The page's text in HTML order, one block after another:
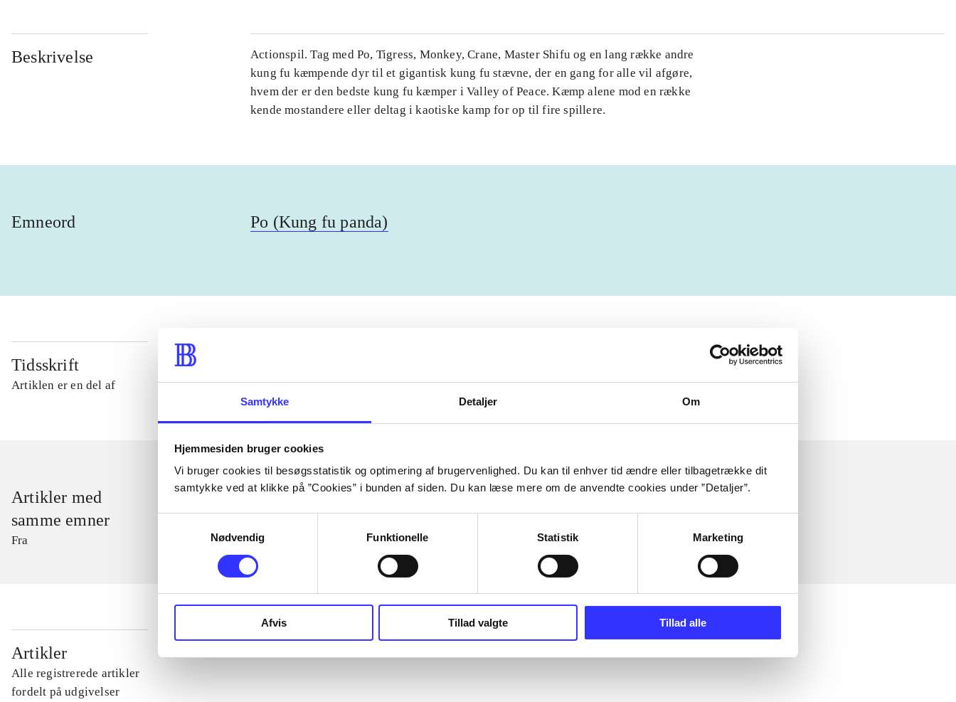
Samtykke Detaljer Om
Hjemmesiden bruger cookies
Vi bruger cookies til besøgsstatistik og optimering af brugervenlighed. Du kan til enhver tid ændre eller tilbagetrække dit
samtykke ved at klikke på ”Cookies” i bunden af siden. Du kan læse mere om de anvendte cookies under ”Detaljer”.
Nødvendig
Funktionelle Statistik Marketing
Afvis Tillad valgte Tillad alle
Beskrivelse
Actionspil. Tag med Po, Tigress, Monkey, Crane, Master Shifu og en lang række andre
kung fu kæmpende dyr til et gigantisk kung fu stævne, der en gang for alle vil afgøre,
hvem der er den bedste kung fu kæmper i Valley of Peace. Kæmp alene mod en række
kende mostandere eller deltag i kaotiske kamp for op til fire spillere.
Emneord Po (Kung fu panda)
Tidsskrift
Artiklen er en del af
Artikler med
samme emner
Fra
Artikler
Alle registrerede artikler
fordelt på udgivelser
...